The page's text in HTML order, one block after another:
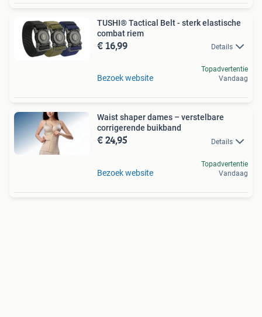
TUSHI® Tactical Belt - sterk elastische
combat riem
€ 16,99 Details
Bezoek website
Topadvertentie
Vandaag
Waist shaper dames – verstelbare
corrigerende buikband
€ 24,95 Details
Bezoek website
Topadvertentie
Vandaag